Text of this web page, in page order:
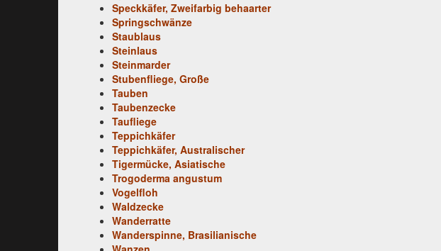
Speckkäfer, Zweifarbig behaarter
Springschwänze
Staublaus
Steinlaus
Steinmarder
Stubenfliege, Große
Tauben
Taubenzecke
Taufliege
Teppichkäfer
Teppichkäfer, Australischer
Tigermücke, Asiatische
Trogoderma angustum
Vogelfloh
Waldzecke
Wanderratte
Wanderspinne, Brasilianische